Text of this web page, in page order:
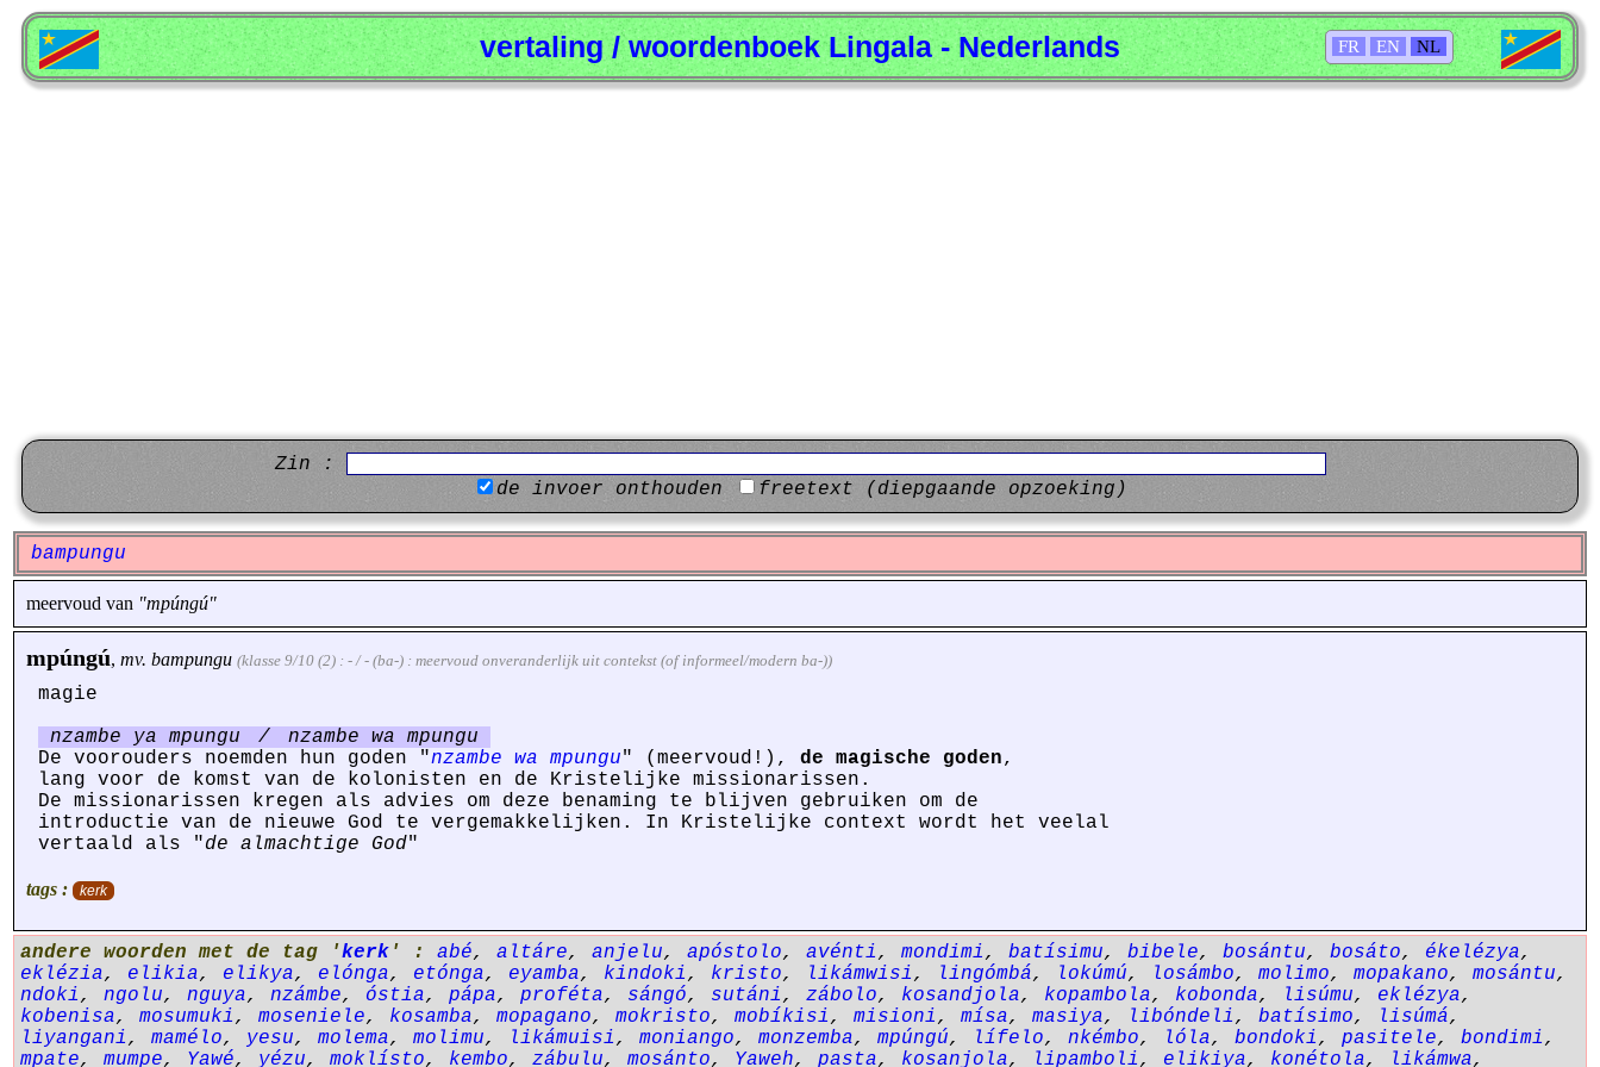
FR EN NL
vertaling / woordenboek Lingala - Nederlands
Zin :
de invoer onthouden
freetext (diepgaande opzoeking)
bampungu
meervoud van "mpúngú"
mpúngú, mv. bampungu (klasse 9/10 (2) : - / - (ba-) : meervoud onveranderlijk uit contekst (of informeel/modern ba-))
magie
nzambe ya mpungu
/
nzambe wa mpungu
De voorouders noemden hun goden "nzambe wa mpungu" (meervoud!), de magische goden,
lang voor de komst van de kolonisten en de Kristelijke missionarissen.
De missionarissen kregen als advies om deze benaming te blijven gebruiken om de
introductie van de nieuwe God te vergemakkelijken. In Kristelijke context wordt het veelal
vertaald als "de almachtige God"
tags : kerk
andere woorden met de tag 'kerk ' : abé, altáre, anjelu, apóstolo, avénti, mondimi, batísimu, bibele, bosántu, bosáto, ékelézya,
eklézia, elikia, elikya, elónga, etónga, eyamba, kindoki, kristo, likámwisi, lingómbá, lokúmú, losámbo, molimo, mopakano, mosántu,
ndoki, ngolu, nguya, nzámbe, óstia, pápa, proféta, sángó, sutáni, zábolo, kosandjola, kopambola, kobonda, lisúmu, eklézya,
kobenisa, mosumuki, moseniele, kosamba, mopagano, mokristo, mobíkisi, misioni, mísa, masiya, libóndeli, batísimo, lisúmá,
liyangani, mamélo, yesu, molema, molimu, likámuisi, moniango, monzemba, mpúngú, lífelo, nkémbo, lóla, bondoki, pasitele, bondimi,
mpate, mumpe, Yawé, yézu, moklísto, kembo, zábulu, mosánto, Yaweh, pasta, kosanjola, lipamboli, elikiya, konétola, likámwa,